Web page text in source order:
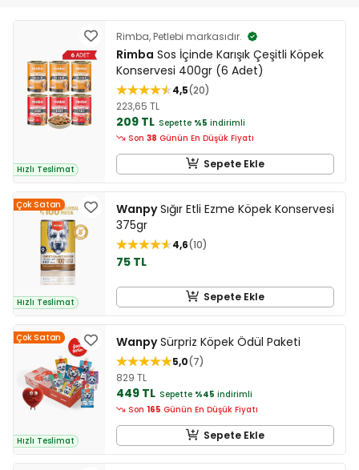
Hızlı Teslimat
Rimba, Petlebi markasıdır.
Rimba Sos İçinde Karışık Çeşitli Köpek
Konservesi 400gr (6 Adet)
4,5 20
223,65 TL
209 TL Sepette %5 indirimli
Son 38 Günün En Düşük Fiyatı
Sepete Ekle
Çok Satan
Hızlı Teslimat
WanpySığır Etli Ezme Köpek Konservesi
375gr
4,6 10
75 TL
Sepete Ekle
Çok Satan
Hızlı Teslimat
WanpySürpriz Köpek Ödül Paketi
5,0 7
829 TL
449 TL Sepette %45 indirimli
Son 165 Günün En Düşük Fiyatı
Sepete Ekle